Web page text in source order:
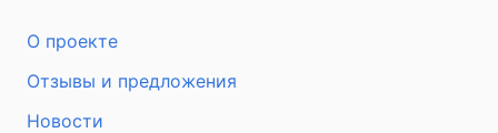
О проекте
Отзывы и предложения
Новости